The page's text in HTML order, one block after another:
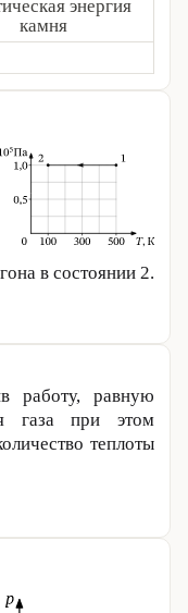
энергия
камня
в состоянии 2.
работу, равную
газа при этом
теплоты